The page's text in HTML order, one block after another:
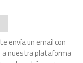
envía un email con
a nuestra plataforma